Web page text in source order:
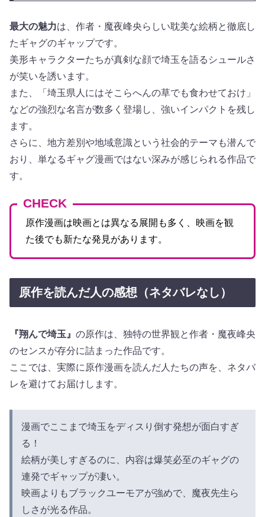
最大の魅力は、作者・魔夜峰央らしい耽美な絵柄と徹底し
たギャグのギャップです。
美形キャラクターたちが真剣な顔で埼玉を語るシュールさ
が笑いを誘います。
また、「埼玉県人にはそこらへんの草でも食わせておけ」
などの強烈な名言が数多く登場し、強いインパクトを残し
ます。
さらに、地方差別や地域意識という社会的テーマも潜んで
おり、単なるギャグ漫画ではない深みが感じられる作品で
す。
CHECK
原作漫画は映画とは異なる展開も多く、映画を観
た後でも新たな発見があります。
原作を読んだ人の感想（ネタバレなし）
『翔んで埼玉』 の原作は、独特の世界観と作者・魔夜峰央
のセンスが存分に詰まった作品です。
ここでは、実際に原作漫画を読んだ人たちの声を、ネタバ
レを避けてお届けします。
漫画でここまで埼玉をディスり倒す発想が面白すぎ
る！
絵柄が美しすぎるのに、内容は爆笑必至のギャグの
連発でギャップが凄い。
映画よりもブラックユーモアが強めで、魔夜先生ら
しさが光る作品。